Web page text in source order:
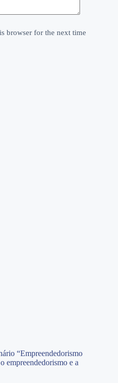
browser for the next time
“Empreendedorismo
empreendedorismo e a